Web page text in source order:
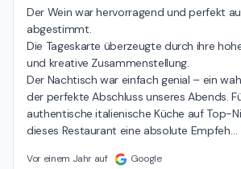
Der Wein war hervorragend und perfekt
abgestimmt.
Die Tageskarte überzeugte durch ihre
und kreative Zusammenstellung.
Der Nachtisch war einfach genial – ein
der perfekte Abschluss unseres Abends.
authentische italienische Küche auf Top-
dieses Restaurant eine absolute Empfeh…
Vor einem Jahr auf Google